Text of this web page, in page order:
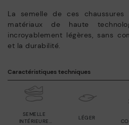
La semelle de ces
matériaux de haute
incroyablement légères, sans
et la durabilité.
Caractéristiques techniques
LÉGER
SEMELLE
INTÉRIEURE